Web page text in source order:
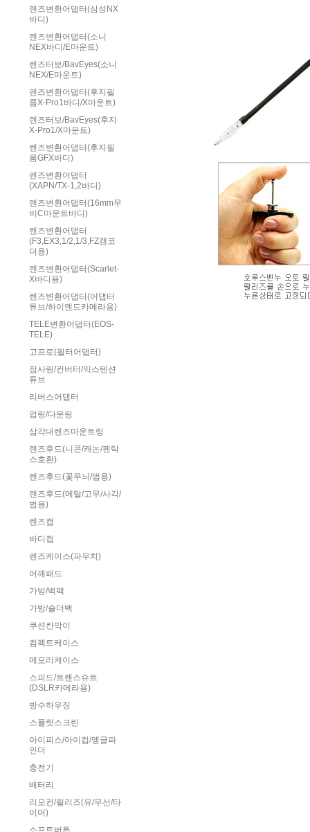
렌즈변환어댑터(삼성NX
바디)
렌즈변환어댑터(소니
NEX바디/E마운트)
렌즈터보/BavEyes(소니
NEX/E마운트)
렌즈변환어댑터(후지필
름X-Pro1바디/X마운트)
렌즈터보/BavEyes(후지
X-Pro1/X마운트)
렌즈변환어댑터(후지필
름GFX바디)
렌즈변환어댑터
(XAPN/TX-1,2바디)
렌즈변환어댑터(16mm무
비C마운트바디)
렌즈변환어댑터
(F3,EX3,1/2,1/3,FZ캠코
더용)
렌즈변환어댑터(Scarlet-
X바디용)
렌즈변환어댑터(어댑터
튜브/하이엔드카메라용)
TELE변환어댑터(EOS-
TELE)
고프로(필터어댑터)
접사링/컨버터/익스텐션
튜브
리버스어댑터
업링/다운링
삼각대렌즈마운트링
렌즈후드(니콘/캐논/펜탁
스호환)
렌즈후드(꽃무늬/범용)
렌즈후드(메탈/고무/사각/
범용)
렌즈캡
바디캡
렌즈케이스(파우치)
어깨패드
가방/백팩
가방/숄더백
쿠션칸막이
컴팩트케이스
메모리케이스
스피드/트랜스슈트
(DSLR카메라용)
방수하우징
스플릿스크린
아이피스/아이컵/앵글파
인더
충전기
배터리
리모컨/릴리즈(유/무선/타
이머)
소프트버튼